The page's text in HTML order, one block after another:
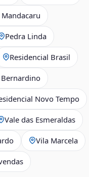
Pedra Linda
Residencial Brasil
Novo Tempo
Vale das Esmeraldas
Vila Marcela